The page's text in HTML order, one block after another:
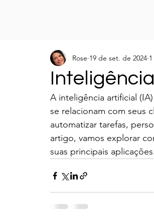
Rose 19 de set. de 2024
A inteligência artificial
se relacionam com seus
automatizar tarefas,
artigo, vamos explorar
suas principais aplicações.